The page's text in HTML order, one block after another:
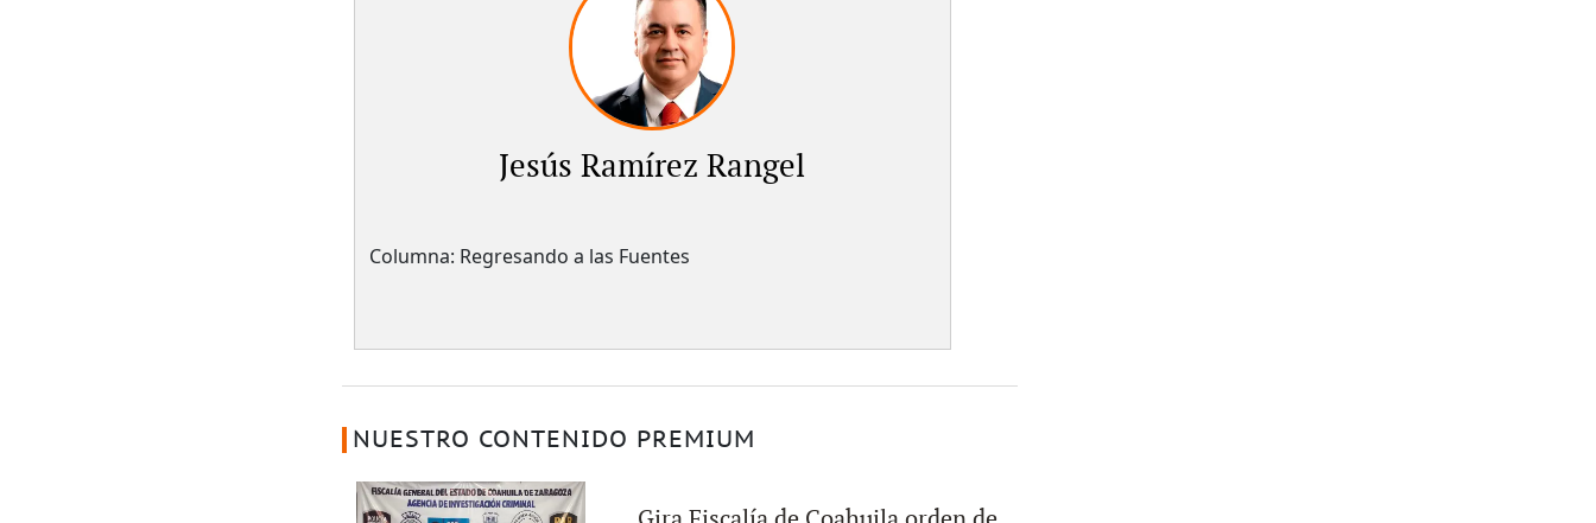
Jesús Ramírez Rangel
Columna: Regresando a las Fuentes
NUESTRO CONTENIDO PREMIUM